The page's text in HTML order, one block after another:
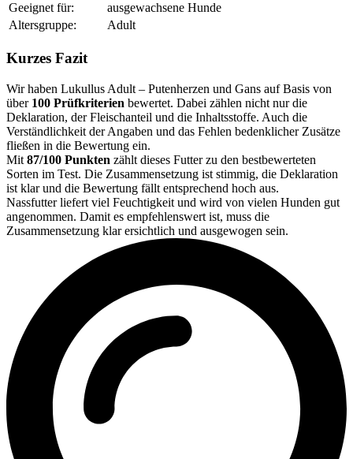
Geeignet für:
ausgewachsene Hunde
Altersgruppe:
Adult
Kurzes Fazit
Wir haben Lukullus Adult – Putenherzen und Gans auf Basis von
über 100 Prüfkriterien bewertet. Dabei zählen nicht nur die
Deklaration, der Fleischanteil und die Inhaltsstoffe. Auch die
Verständlichkeit der Angaben und das Fehlen bedenklicher Zusätze
fließen in die Bewertung ein.
Mit 87/100 Punkten zählt dieses Futter zu den bestbewerteten
Sorten im Test. Die Zusammensetzung ist stimmig, die Deklaration
ist klar und die Bewertung fällt entsprechend hoch aus.
Nassfutter liefert viel Feuchtigkeit und wird von vielen Hunden gut
angenommen. Damit es empfehlenswert ist, muss die
Zusammensetzung klar ersichtlich und ausgewogen sein.